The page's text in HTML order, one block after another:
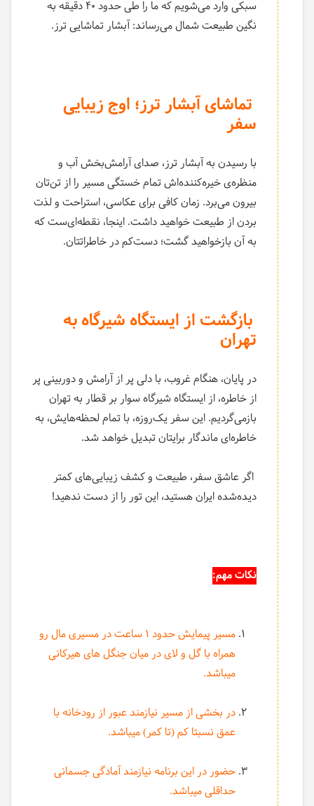
سبکی وارد می‌شویم که ما را طی حدود ۴۰ دقیقه به
نگین طبیعت شمال می‌رساند: آبشار تماشایی ترز.
تماشای آبشار ترز؛ اوج زیبایی
سفر
با رسیدن به آبشار ترز، صدای آرامش‌بخش آب و
منظره‌ی خیره‌کننده‌اش تمام خستگی مسیر را از تن‌تان
بیرون می‌برد. زمان کافی برای عکاسی، استراحت و لذت
بردن از طبیعت خواهید داشت. اینجا، نقطه‌ای‌ست که
به آن بازخواهید گشت؛ دست‌کم در خاطراتتان.
بازگشت از ایستگاه شیرگاه به
تهران
در پایان، هنگام غروب، با دلی پر از آرامش و دوربینی پر
از خاطره، از ایستگاه شیرگاه سوار بر قطار به تهران
بازمی‌گردیم. این سفر یک‌روزه، با تمام لحظه‌هایش، به
خاطره‌ای ماندگار برایتان تبدیل خواهد شد.
اگر عاشق سفر، طبیعت و کشف زیبایی‌های کمتر
دیده‌شده ایران هستید، این تور را از دست ندهید!
نکات مهم:
مسیر پیمایش حدود 1 ساعت در مسیری مال رو
همراه با گل و لای در میان جنگل های هیرکانی
میباشد.
در بخشی از مسیر نیازمند عبور از رودخانه با
عمق نسبتا کم (تا کمر) میباشد.
حضور در این برنامه نیازمند آمادگی جسمانی
حداقلی میباشد.